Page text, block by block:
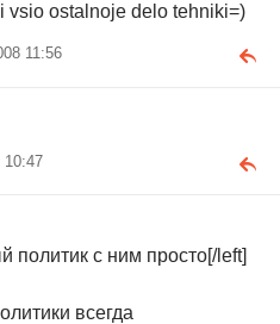
vsio ostalnoje delo tehniki=)
11:56
10:47
политик с ним просто[/left]
всегда